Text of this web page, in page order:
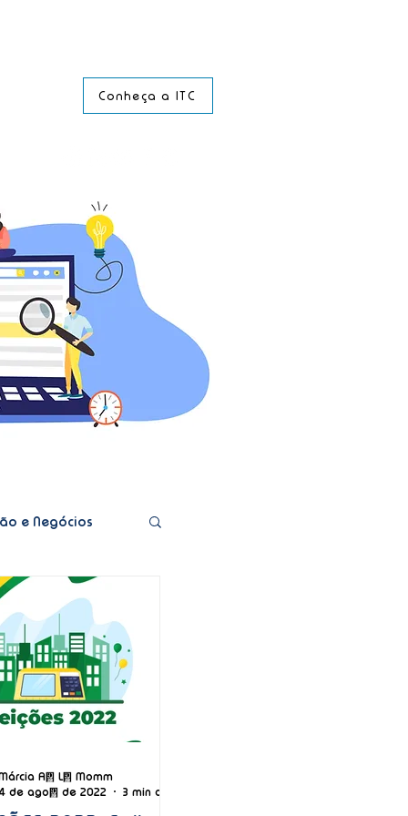
Conheça a ITC
e Negócios
A. L. Momm
de ago. de 2022